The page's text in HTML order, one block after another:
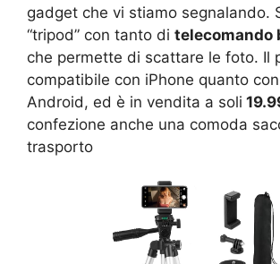
gadget che vi stiamo segnalando.
“tripod” con tanto di telecomando
che permette di scattare le foto. Il
compatibile con iPhone quanto
Android, ed è in vendita a soli
confezione anche una comoda
trasporto